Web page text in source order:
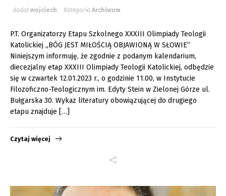
dodał wojciech Kategoria Archiwum
P.T. Organizatorzy Etapu Szkolnego XXXIII Olimpiady Teologii
Katolickiej „BÓG JEST MIŁOŚCIĄ OBJAWIONĄ W SŁOWIE”
Niniejszym informuję, że zgodnie z podanym kalendarium,
diecezjalny etap XXXIII Olimpiady Teologii Katolickiej, odbędzie
się w czwartek 12.01.2023 r., o godzinie 11.00, w Instytucie
Filozoficzno-Teologicznym im. Edyty Stein w Zielonej Górze ul.
Bułgarska 30. Wykaz literatury obowiązującej do drugiego
etapu znajduje […]
Czytaj więcej